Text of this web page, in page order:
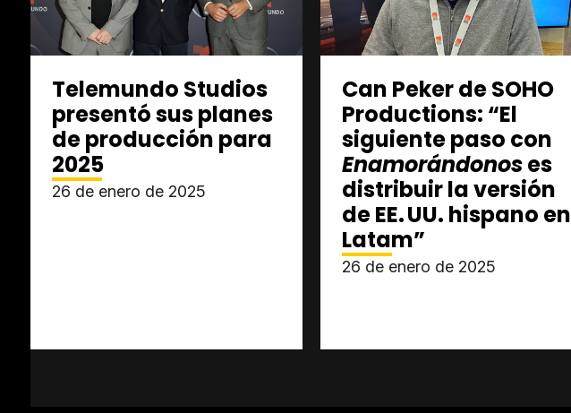
Telemundo Studios
presentó sus planes
de producción para
2025
26 de enero de 2025
Can Peker de SOHO
Productions: “El
siguiente paso con
Enamorándonoses
distribuir la versión
de EE. UU. hispano en
Latam”
26 de enero de 2025